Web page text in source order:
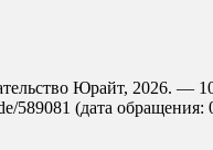
Юрайт, 2026.
589081 (дата обращения: